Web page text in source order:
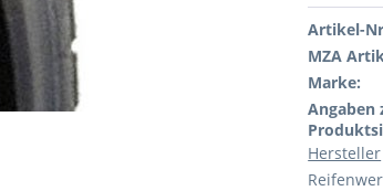
Artikel-
MZA
Marke:
Angaben
Hersteller